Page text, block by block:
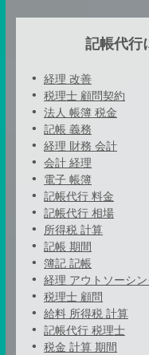
記帳代行
経理 改善
税理士 顧問契約
法人 帳簿 税金
記帳 義務
経理 財務 会計
会計 経理
電子 帳簿
記帳代行 料金
記帳代行 相場
所得税 計算
記帳 期間
簿記 記帳
経理 アウトソーシ
税理士 顧問
給料 所得税 計算
記帳代行 税理士
税金 計算 期間